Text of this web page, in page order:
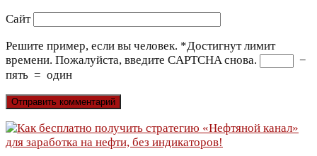
Сайт
Решите пример, если вы человек. *Достигнут лимит
времени. Пожалуйста, введите CAPTCHA снова.
−
пять = один